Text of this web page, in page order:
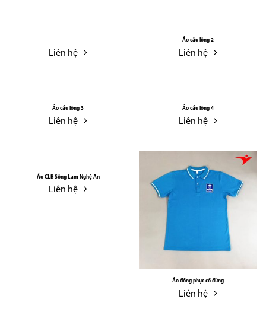
Liên hệ
Áo cầu lông 2
Liên hệ
Áo cầu lông 3
Liên hệ
Áo cầu lông 4
Liên hệ
Áo CLB Sông Lam Nghệ An
Liên hệ
Áo đồng phục cổ đứng
Liên hệ